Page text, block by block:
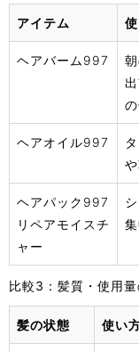
アイテム
ヘアバーム997
ヘアオイル997
ヘアパック997
リペアモイスチ
ャー
比較3：髪質・使用
髪の状態 使い